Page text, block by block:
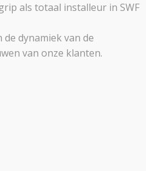
als totaal installeur in SWF
dynamiek van de
van onze klanten.